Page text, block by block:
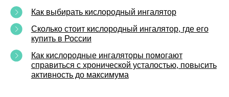
Как выбирать кислородный ингалятор
Сколько стоит кислородный ингалятор, где его
купить в России
Как кислородные ингаляторы помогают
справиться с хронической усталостью, повысить
активность до максимума